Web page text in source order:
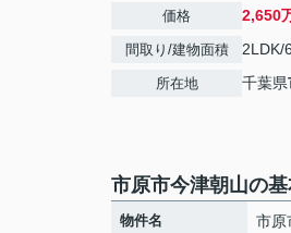
価格 2,650
間取り/建物面積 2LDK/
所在地 千葉県
市原市今津朝山の
物件名 市原